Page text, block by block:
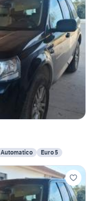
Automatico Euro 5